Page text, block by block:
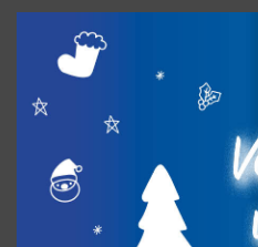
UN BON POUR UN TATOUAGE OU